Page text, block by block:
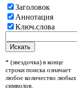
Заголовок
Аннотация
Ключ.слова
* (звездочка) в конце
строки поиска означает
любое количество любых
символов.